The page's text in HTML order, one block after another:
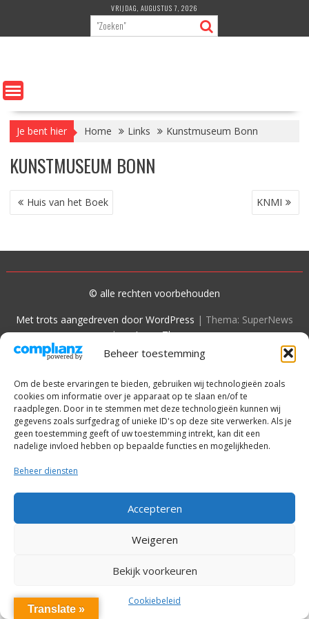
Beheer toestemming
Om de beste ervaringen te bieden, gebruiken wij technologieën zoals
cookies om informatie over je apparaat op te slaan en/of te
raadplegen. Door in te stemmen met deze technologieën kunnen wij
gegevens zoals surfgedrag of unieke ID's op deze site verwerken. Als je
geen toestemming geeft of uw toestemming intrekt, kan dit een
nadelige invloed hebben op bepaalde functies en mogelijkheden.
Beheer diensten
Accepteren
Weigeren
Bekijk voorkeuren
Cookiebeleid
de
VRIJDAG, AUGUSTUS 7, 2026
Je bent hier Home Links Kunstmuseum Bonn
KUNSTMUSEUM BONN
BERICHT
NAVIGATIE
Huis van het Boek KNMI
© alle rechten voorbehouden
Met trots aangedreven door WordPress | Thema: SuperNews
doorAcme Themes
Translate »